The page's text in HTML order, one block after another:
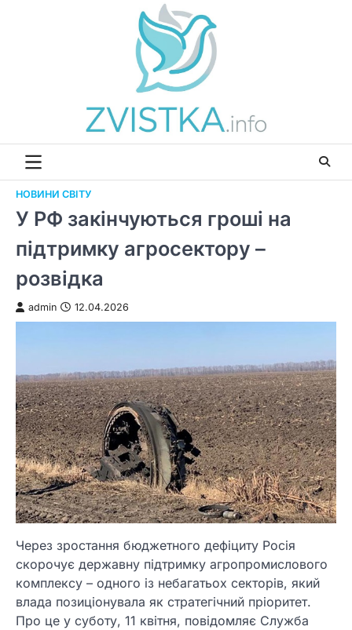
НОВИНИ СВІТУ
У РФ закінчуються гроші на
підтримку агросектору –
розвідка
admin 12.04.2026
Через зростання бюджетного дефіциту Росія
скорочує державну підтримку агропромислового
комплексу – одного із небагатьох секторів, який
влада позиціонувала як стратегічний пріоритет.
Про це у суботу, 11 квітня, повідомляє Служба